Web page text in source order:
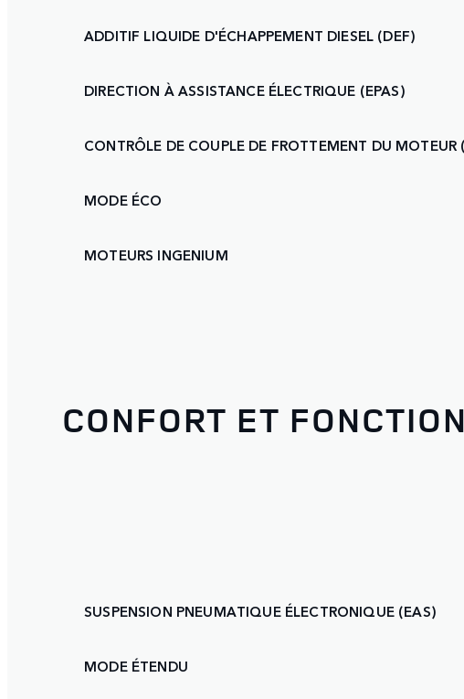
ADDITIF LIQUIDE D'ÉCHAPPEMENT DIESEL (DEF)
DIRECTION À ASSISTANCE ÉLECTRIQUE (EPAS)
CONTRÔLE DE COUPLE DE FROTTEMENT DU MOTEUR
MODE ÉCO
MOTEURS INGENIUM
CONFORT ET
SUSPENSION PNEUMATIQUE ÉLECTRONIQUE (EAS)
MODE ÉTENDU